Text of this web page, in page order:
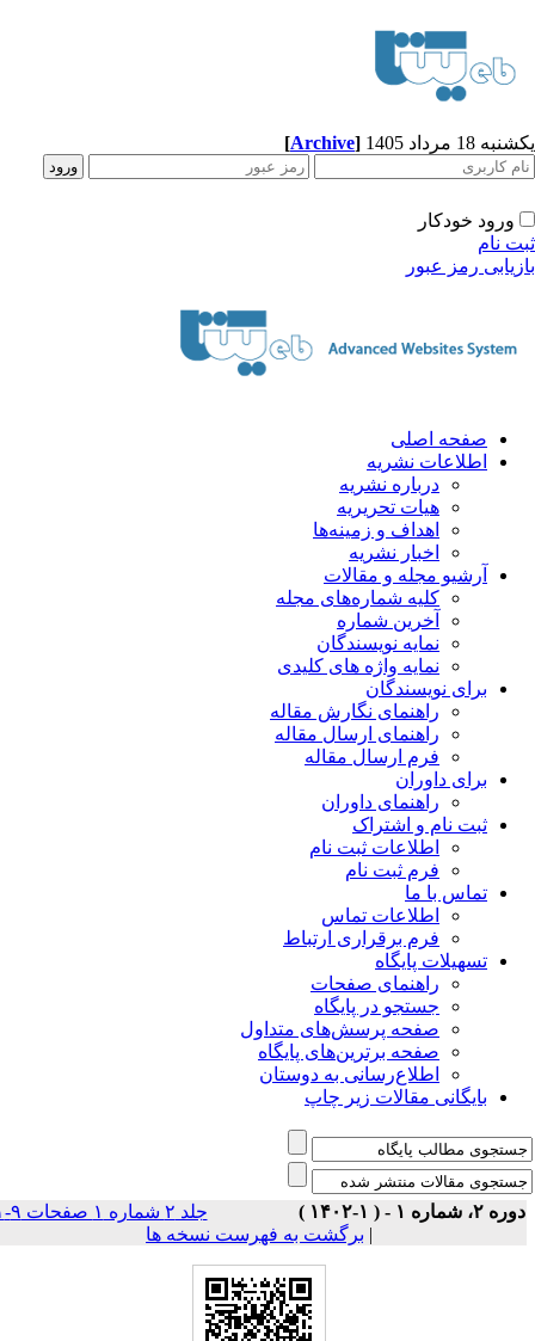
18 مرداد 1405 [Archive]
ورود خودکار
نام
رمز عبور
صفحه اصلی
اطلاعات نشریه
درباره نشریه
هیات تحریریه
اهداف و زمینه‌ها
اخبار نشریه
آرشیو مجله و مقالات
کلیه شماره‌های مجله
آخرین شماره
نمایه نویسندگان
نمایه واژه های کلیدی
برای نویسندگان
راهنمای نگارش مقاله
راهنمای ارسال مقاله
فرم ارسال مقاله
برای داوران
راهنمای داوران
ثبت نام و اشتراک
اطلاعات ثبت نام
فرم ثبت نام
تماس با ما
اطلاعات تماس
فرم برقراری ارتباط
تسهیلات پایگاه
راهنمای صفحات
جستجو در پایگاه
صفحه پرسش‌های متداول
صفحه برترین‌های پایگاه
اطلاع‌رسانی به دوستان
بایگانی مقالات زیر چاپ
۲، شماره ۱ - ( ۱-۱۴۰۲ )
جلد ۲ شماره ۱ صفحات ۹-۱
برگشت به فهرست نسخه ها